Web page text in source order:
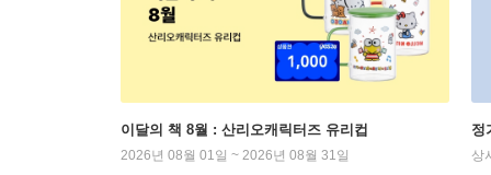
이달의 책 8월 : 산리오캐릭터즈 유리컵
2026년 08월 01일 ~ 2026년 08월 31일
정
상